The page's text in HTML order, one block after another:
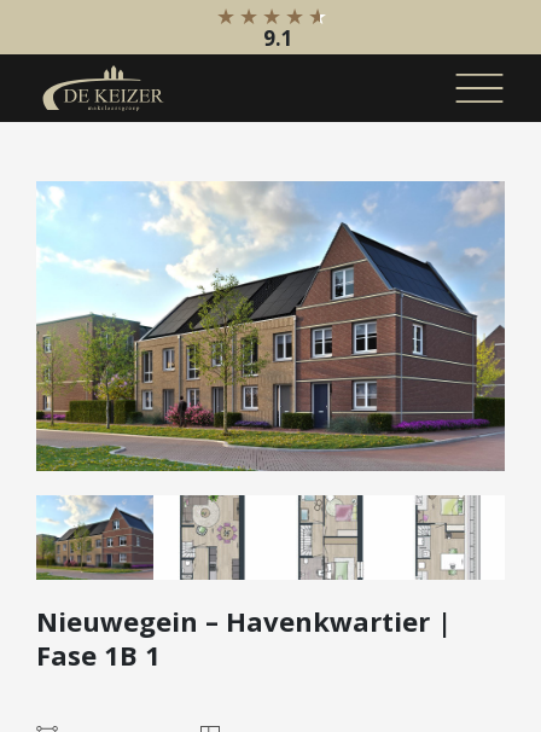
Koopaanbod
Bestaande bouw
Internationaal
Nieuwbouw
Bedrijfsaanbod
Huuraanbod
Bestaande bouw
Internationaal
Nieuwbouw
Bedrijfsaanbod
Diensten
Kopen
Verkopen
9.1
Nieuwegein – Havenkwartier |
Fase 1B 1